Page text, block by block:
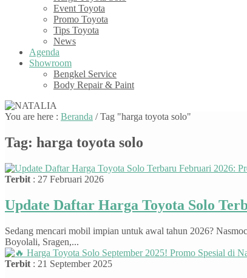
Event Toyota
Promo Toyota
Tips Toyota
News
Agenda
Showroom
Bengkel Service
Body Repair & Paint
You are here : Beranda /Tag "harga toyota solo"
Tag: harga toyota solo
Terbit : 27 Februari 2026
Update Daftar Harga Toyota Solo
Sedang mencari mobil impian untuk awal tahun 2026?
Boyolali, Sragen,...
Terbit : 21 September 2025